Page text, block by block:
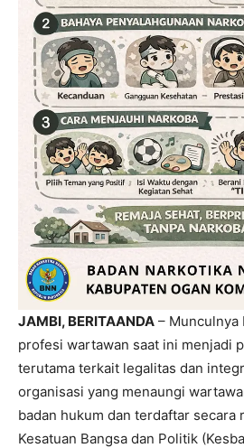
JAMBI, BERITAANDA – Munculnya
profesi wartawan saat ini menjadi
terutama terkait legalitas dan
organisasi yang menaungi
badan hukum dan terdaftar secara
Kesatuan Bangsa dan Politik